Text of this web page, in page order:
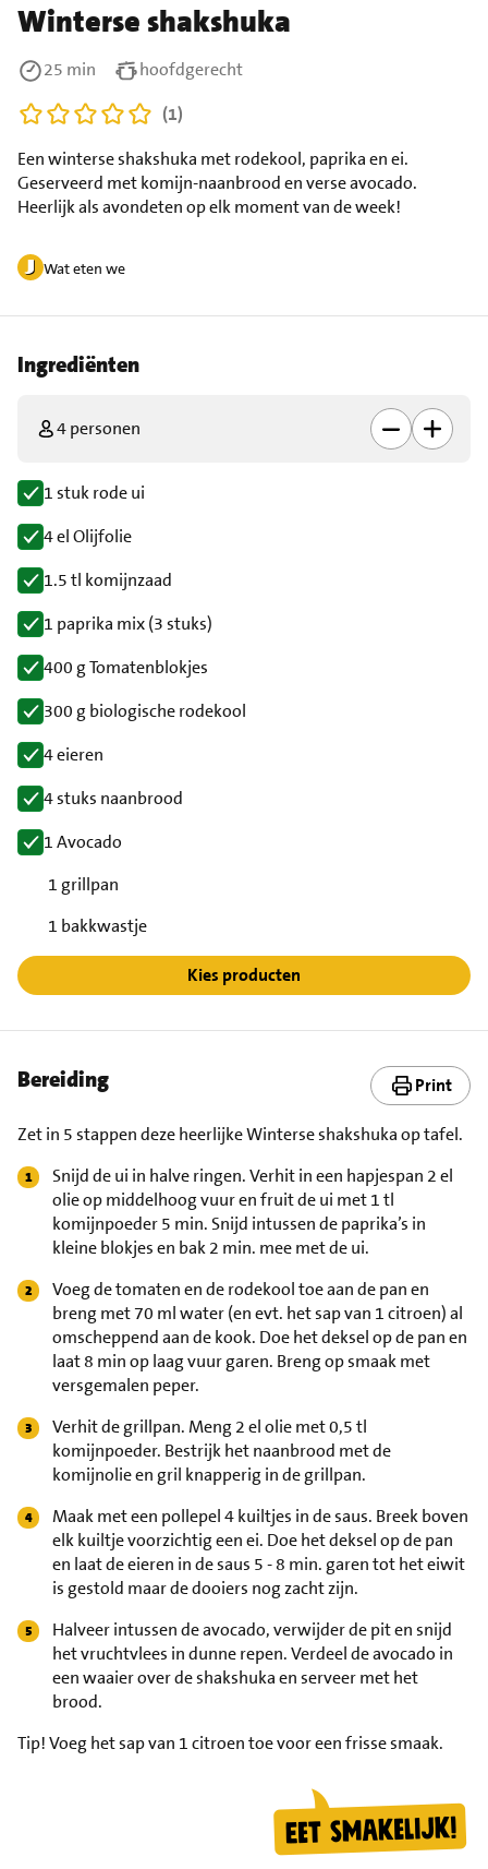
Winterse shakshuka
Wat eten we
Een winterse shakshuka met rodekool, paprika en ei.
Geserveerd met komijn-naanbrood en verse avocado.
Heerlijk als avondeten op elk moment van de week!
25 min
hoofdgerecht
(1)
Ingrediënten
4 personen
1 stuk rode ui
4 el Olijfolie
1.5 tl komijnzaad
1 paprika mix (3 stuks)
400 g Tomatenblokjes
300 g biologische rodekool
4 eieren
4 stuks naanbrood
1 Avocado
1 grillpan
1 bakkwastje
Kies producten
Bereiding Print
Zet in 5 stappen deze heerlijke Winterse shakshuka op tafel.
Snijd de ui in halve ringen. Verhit in een hapjespan 2 el
olie op middelhoog vuur en fruit de ui met 1 tl
komijnpoeder 5 min. Snijd intussen de paprika’s in
kleine blokjes en bak 2 min. mee met de ui.
Voeg de tomaten en de rodekool toe aan de pan en
breng met 70 ml water (en evt. het sap van 1 citroen) al
omscheppend aan de kook. Doe het deksel op de pan en
laat 8 min op laag vuur garen. Breng op smaak met
versgemalen peper.
Verhit de grillpan. Meng 2 el olie met 0,5 tl
komijnpoeder. Bestrijk het naanbrood met de
komijnolie en gril knapperig in de grillpan.
Maak met een pollepel 4 kuiltjes in de saus. Breek boven
elk kuiltje voorzichtig een ei. Doe het deksel op de pan
en laat de eieren in de saus 5 - 8 min. garen tot het eiwit
is gestold maar de dooiers nog zacht zijn.
Halveer intussen de avocado, verwijder de pit en snijd
het vruchtvlees in dunne repen. Verdeel de avocado in
een waaier over de shakshuka en serveer met het
brood.
Tip!Voeg het sap van 1 citroen toe voor een frisse smaak.